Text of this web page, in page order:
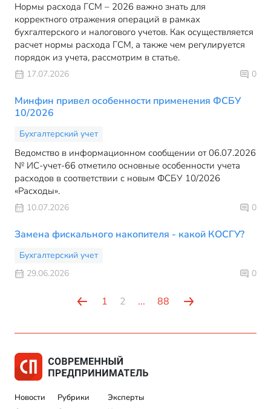
Нормы расхода ГСМ – 2026 важно знать для
корректного отражения операций в рамках
бухгалтерского и налогового учетов. Как осуществляется
расчет нормы расхода ГСМ, а также чем регулируется
порядок из учета, рассмотрим в статье.
17.07.2026 0
Минфин привел особенности применения ФСБУ
10/2026
Бухгалтерский учет
Ведомство в информационном сообщении от 06.07.2026
№ ИС-учет-66 отметило основные особенности учета
расходов в соответствии с новым ФСБУ 10/2026
«Расходы».
10.07.2026 0
Замена фискального накопителя - какой КОСГУ?
Бухгалтерский учет
29.06.2026
0
1 2 ... 88
Новости
Рубрики
Эксперты